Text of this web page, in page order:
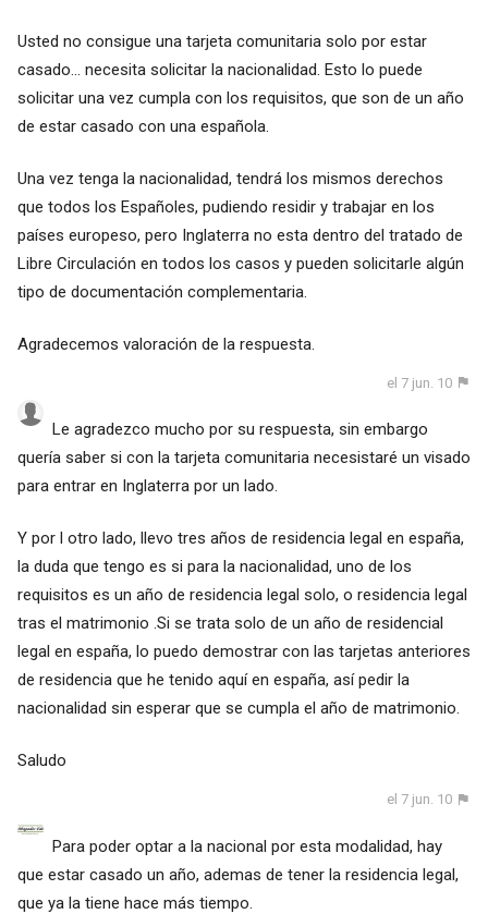
Usted no consigue una tarjeta comunitaria solo por estar
casado... necesita solicitar la nacionalidad. Esto lo puede
solicitar una vez cumpla con los requisitos, que son de un año
de estar casado con una española.
Una vez tenga la nacionalidad, tendrá los mismos derechos
que todos los Españoles, pudiendo residir y trabajar en los
países europeso, pero Inglaterra no esta dentro del tratado de
Libre Circulación en todos los casos y pueden solicitarle algún
tipo de documentación complementaria.
Agradecemos valoración de la respuesta.
el 7 jun. 10
Le agradezco mucho por su respuesta, sin embargo
quería saber si con la tarjeta comunitaria necesistaré un visado
para entrar en Inglaterra por un lado.
Y por l otro lado, llevo tres años de residencia legal en españa,
la duda que tengo es si para la nacionalidad, uno de los
requisitos es un año de residencia legal solo, o residencia legal
tras el matrimonio .Si se trata solo de un año de residencial
legal en españa, lo puedo demostrar con las tarjetas anteriores
de residencia que he tenido aquí en españa, así pedir la
nacionalidad sin esperar que se cumpla el año de matrimonio.
Saludo
el 7 jun. 10
Para poder optar a la nacional por esta modalidad, hay
que estar casado un año, ademas de tener la residencia legal,
que ya la tiene hace más tiempo.